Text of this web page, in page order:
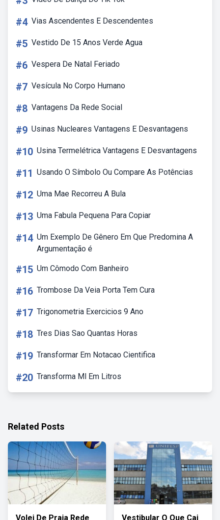
#4 Vias Ascendentes E Descendentes
#5 Vestido De 15 Anos Verde Agua
#6 Vespera De Natal Feriado
#7 Vesícula No Corpo Humano
#8 Vantagens Da Rede Social
#9 Usinas Nucleares Vantagens E Desvantagens
#10 Usina Termelétrica Vantagens E Desvantagens
#11 Usando O Símbolo Ou Compare As Potências
#12 Uma Mae Recorreu A Bula
#13 Uma Fabula Pequena Para Copiar
#14 Um Exemplo De Gênero Em Que Predomina A
Argumentação é
#15 Um Cômodo Com Banheiro
#16 Trombose Da Veia Porta Tem Cura
#17 Trigonometria Exercicios 9 Ano
#18 Tres Dias Sao Quantas Horas
#19 Transformar Em Notacao Cientifica
#20 Transforma Ml Em Litros
Related Posts
Volei De Praia Rede Vestibular O Que Cai